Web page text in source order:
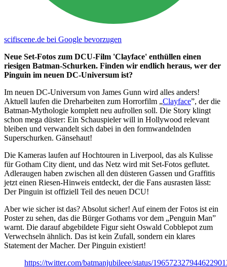
scifiscene.de bei Google bevorzugen
Neue Set-Fotos zum DCU-Film 'Clayface' enthüllen einen
riesigen Batman-Schurken. Finden wir endlich heraus, wer der
Pinguin im neuen DC-Universum ist?
Im neuen DC-Universum von James Gunn wird alles anders!
Aktuell laufen die Dreharbeiten zum Horrorfilm „Clayface”, der die
Batman-Mythologie komplett neu aufrollen soll. Die Story klingt
schon mega düster: Ein Schauspieler will in Hollywood relevant
bleiben und verwandelt sich dabei in den formwandelnden
Superschurken. Gänsehaut!
Die Kameras laufen auf Hochtouren in Liverpool, das als Kulisse
für Gotham City dient, und das Netz wird mit Set-Fotos geflutet.
Adleraugen haben zwischen all den düsteren Gassen und Graffitis
jetzt einen Riesen-Hinweis entdeckt, der die Fans ausrasten lässt:
Der Pinguin ist offiziell Teil des neuen DCU!
Aber wie sicher ist das? Absolut sicher! Auf einem der Fotos ist ein
Poster zu sehen, das die Bürger Gothams vor dem „Penguin Man”
warnt. Die darauf abgebildete Figur sieht Oswald Cobblepot zum
Verwechseln ähnlich. Das ist kein Zufall, sondern ein klares
Statement der Macher. Der Pinguin existiert!
https://twitter.com/batmanjubileee/status/